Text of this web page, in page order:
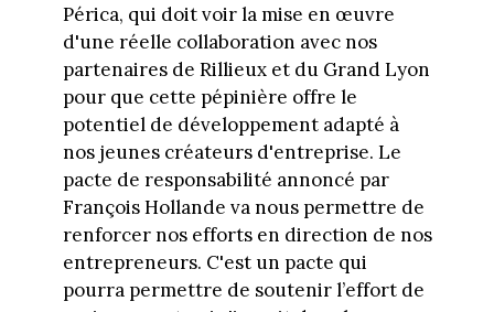
Périca, qui doit voir la mise en œuvre
d'une réelle collaboration avec nos
partenaires de Rillieux et du Grand Lyon
pour que cette pépinière offre le
potentiel de développement adapté à
nos jeunes créateurs d'entreprise. Le
pacte de responsabilité annoncé par
François Hollande va nous permettre de
renforcer nos efforts en direction de nos
entrepreneurs. C'est un pacte qui
pourra permettre de soutenir l’effort de